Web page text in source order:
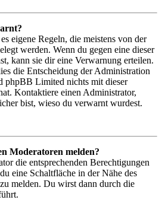
eigene Regeln, die meistens von der
werden. Wenn du gegen eine dieser
kann sie dir eine Verwarnung erteilen.
die Entscheidung der Administration
phpBB Limited nichts mit dieser
Kontaktiere einen Administrator,
bist, wieso du verwarnt wurdest.
Moderatoren melden?
die entsprechenden Berechtigungen
eine Schaltfläche in der Nähe des
melden. Du wirst dann durch die